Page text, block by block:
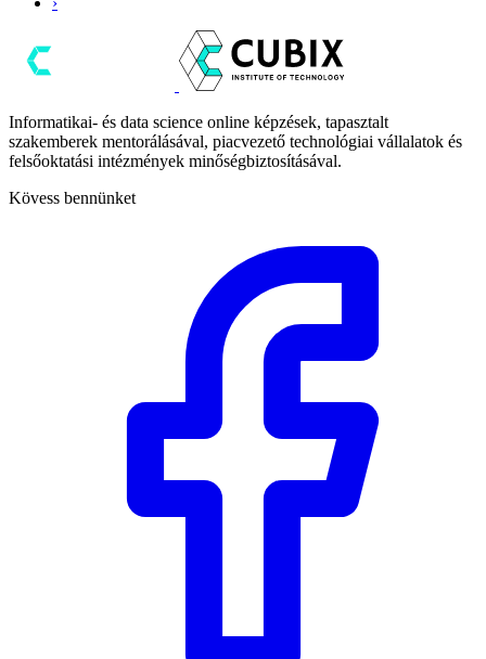
Informatikai- és data science online képzések, tapasztalt
szakemberek mentorálásával, piacvezető technológiai vállalatok és
felsőoktatási intézmények minőségbiztosításával.
Kövess bennünket